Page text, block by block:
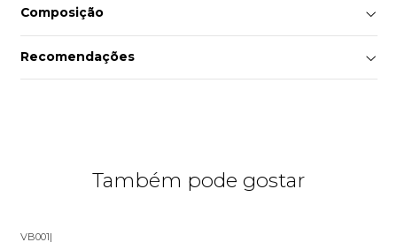
Composição
Recomendações
Também pode gostar
VB001|